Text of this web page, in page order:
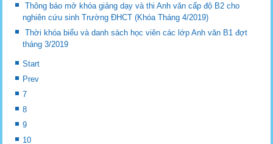
Thông báo mở khóa giảng dạy và thi Anh văn cấp độ B2 cho
nghiên cứu sinh Trường ĐHCT (Khóa Tháng 4/2019)
Thời khóa biểu và danh sách học viên các lớp Anh văn B1 đợt
tháng 3/2019
Start
Prev
7
8
9
10